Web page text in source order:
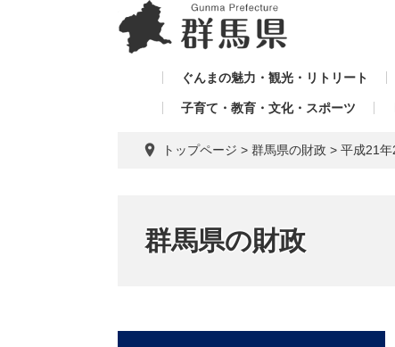
ぐんまの魅力・観光・リトリート
子育て・教育・文化・スポーツ
トップページ > 群馬県の財政 > 平成21
群馬県の財政